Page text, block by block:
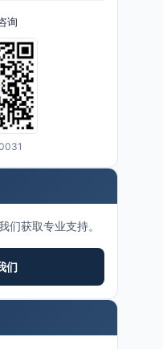
询
们获取专业支持。
们